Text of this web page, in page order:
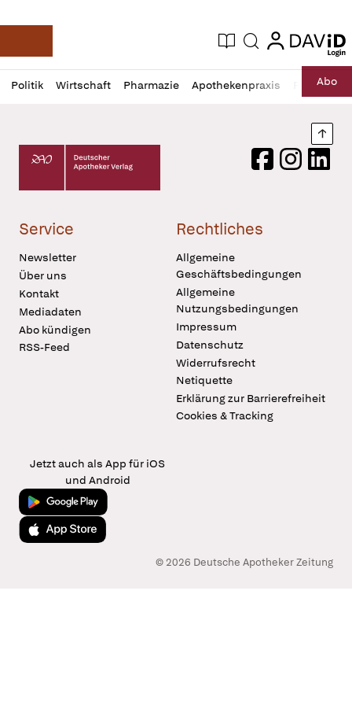
Deutsche Apotheker Zeitung
Aktuelle Ausgabe
Suche login
login
Politik Wirtschaft Pharmazie Apothekenpraxis RechtAbo
Profil
öffnen
Daz
Pur
Deutscher Apotheker Verlag Logo
FacebookInstagram
Service
Newsletter
Über uns
Kontakt
Mediadaten
Abo kündigen
RSS-Feed
Rechtliches
Allgemeine
Geschäftsbedingungen
Allgemeine
Nutzungsbedingungen
Impressum
Datenschutz
Widerrufsrecht
Netiquette
Erklärung zur Barrierefreiheit
Cookies & Tracking
Jetzt auch als App für iOS
und Android
Jetzt bei Google Play
Laden im App Store
© 2026 Deutsche Apotheker Zeitung